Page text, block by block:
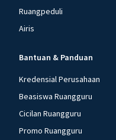
Ruangpeduli
Airis
Bantuan & Panduan
Kredensial Perusahaan
Beasiswa Ruangguru
Cicilan Ruangguru
Promo Ruangguru